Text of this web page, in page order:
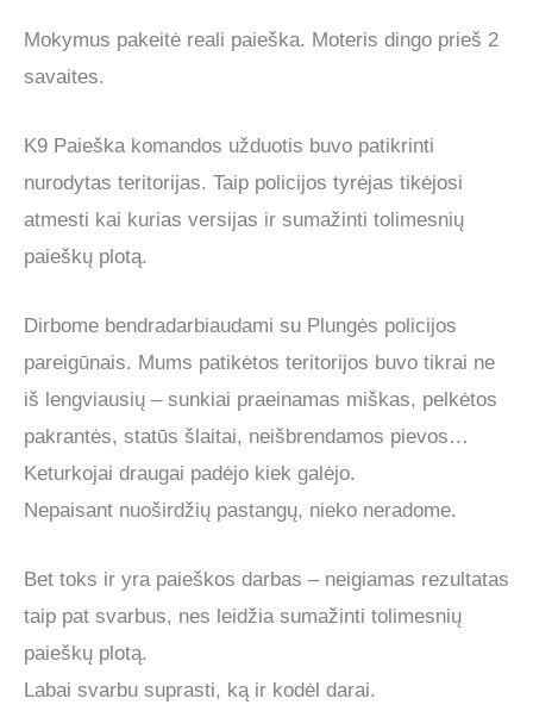
Mokymus pakeitė reali paieška. Moteris dingo prieš 2
savaites.
K9 Paieška komandos užduotis buvo patikrinti
nurodytas teritorijas. Taip policijos tyrėjas tikėjosi
atmesti kai kurias versijas ir sumažinti tolimesnių
paieškų plotą.
Dirbome bendradarbiaudami su Plungės policijos
pareigūnais. Mums patikėtos teritorijos buvo tikrai ne
iš lengviausių – sunkiai praeinamas miškas, pelkėtos
pakrantės, statūs šlaitai, neišbrendamos pievos…
Keturkojai draugai padėjo kiek galėjo.
Nepaisant nuoširdžių pastangų, nieko neradome.
Bet toks ir yra paieškos darbas – neigiamas rezultatas
taip pat svarbus, nes leidžia sumažinti tolimesnių
paieškų plotą.
Labai svarbu suprasti, ką ir kodėl darai.